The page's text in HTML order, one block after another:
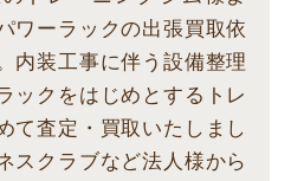
ワーラックの出張買取依
内装工事に伴う設備整理
ックをはじめとするトレ
て査定・買取いたしまし
スクラブなど法人様から